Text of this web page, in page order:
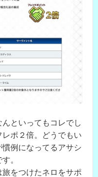
といってもコレでし
ポ２倍。どうでもい
例になってるアサシ
。
をつけたネロをサポ